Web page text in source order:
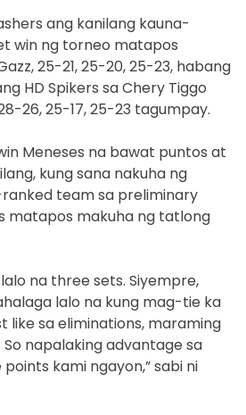
ang kanilang kauna-
win ng torneo matapos
25-21, 25-20, 25-23, habang
HD Spikers sa Chery Tiggo
26, 25-17, 25-23 tagumpay.
Meneses na bawat puntos at
kung sana nakuha ng
team sa preliminary
matapos makuha ng tatlong
na three sets. Siyempre,
lalo na kung mag-tie ka
like sa eliminations, maraming
napalaking advantage sa
kami ngayon,” sabi ni